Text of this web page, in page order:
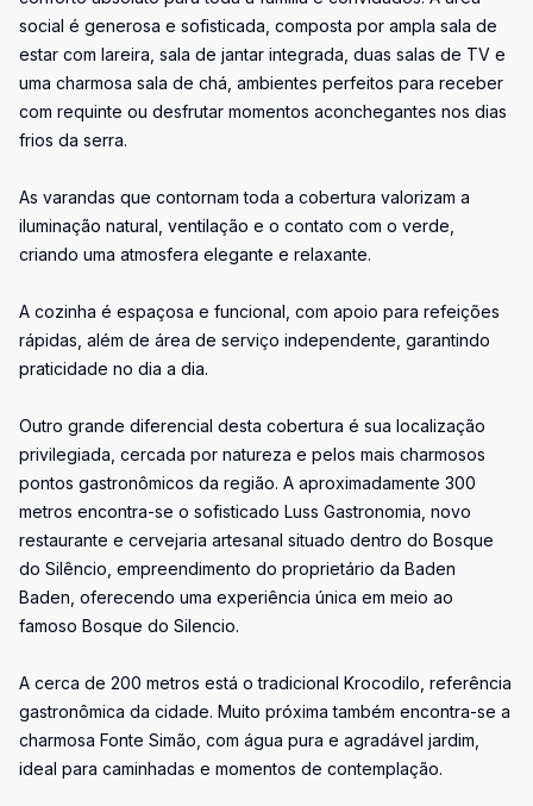
social é generosa e sofisticada, composta por ampla sala de
estar com lareira, sala de jantar integrada, duas salas de TV e
uma charmosa sala de chá, ambientes perfeitos para receber
com requinte ou desfrutar momentos aconchegantes nos dias
frios da serra.
As varandas que contornam toda a cobertura valorizam a
iluminação natural, ventilação e o contato com o verde,
criando uma atmosfera elegante e relaxante.
A cozinha é espaçosa e funcional, com apoio para refeições
rápidas, além de área de serviço independente, garantindo
praticidade no dia a dia.
Outro grande diferencial desta cobertura é sua localização
privilegiada, cercada por natureza e pelos mais charmosos
pontos gastronômicos da região. A aproximadamente 300
metros encontra-se o sofisticado Luss Gastronomia, novo
restaurante e cervejaria artesanal situado dentro do Bosque
do Silêncio, empreendimento do proprietário da Baden
Baden, oferecendo uma experiência única em meio ao
famoso Bosque do Silencio.
A cerca de 200 metros está o tradicional Krocodilo, referência
gastronômica da cidade. Muito próxima também encontra-se a
charmosa Fonte Simão, com água pura e agradável jardim,
ideal para caminhadas e momentos de contemplação.